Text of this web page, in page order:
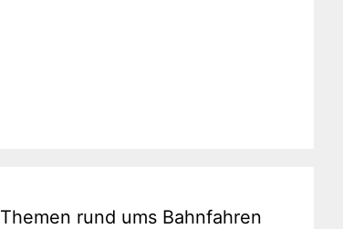
Themen rund ums Bahnfahren